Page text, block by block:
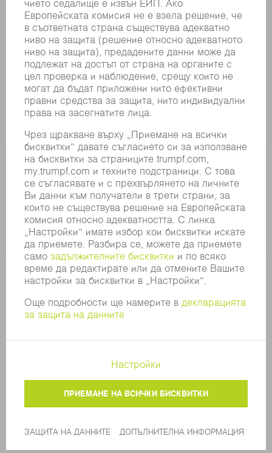
ФИЛИАЛИ
СЪБИТИЯ И ДАТИ
РЕГИСТРИРАНЕ ЗА БЮЛЕТИН
MYTRUMPF
ИНФОРМАЦИОННИ ЛИСТОВЕ ЗА БЕЗОПАСНОСТ
ПРОДУКТИ
МАШИНИ & СИСТЕМИ
ЛАЗЕР
СИЛОВА ЕЛЕКТРОНИКА
ЕЛЕКТРИЧЕСКИ ИНСТРУМЕНТИ
СОФТУЕР
УСЛУГИ
ПРИЛОЖЕНИЯ
ОТРАСЛИ
КОМПАНИЯТА
КАРИЕРИ
СВОБОДНИ ПОЗИЦИИ
ПРОФИЛ НА КОМПАНИЯТА
УПРАВИТЕЛЕН СЪВЕТ
ГОДИШЕН ДОКЛАД
БИЗНЕС ПРИНЦИПИ
СЪОТВЕТСТВИЕ
СИСТЕМА ЗА ПОДАВАНЕ НА СИГНАЛИ
SECURITY
ПРЕССЪОБЩЕНИЯ
СПИСАНИЯ
СОЦИАЛНИ ВЪПРОСИ И ОБЩЕСТВО
УПРАВЛЕНИЕ НА КОМПАНИЯТА